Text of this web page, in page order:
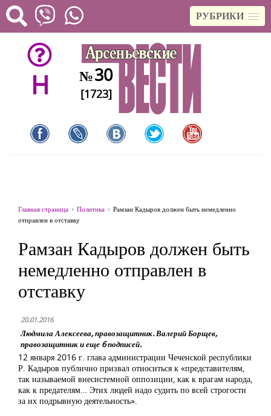
РУБРИКИ
H №30
[1723]
Главная страница Политика
Рамзан Кадыров должен быть немедленно
отправлен в отставку
Рамзан Кадыров должен быть
немедленно отправлен в
отставку
20.01.2016
Людмила Алексеева, правозащитник. Валерий Борщев,
правозащитник и еще 6 подписей.
12 января 2016 г. глава администрации Чеченской республики
Р. Кадыров публично призвал относиться к «представителям,
так называемой внесистемной оппозиции, как к врагам народа,
как к предателям… Этих людей надо судить по всей строгости
за их подрывную деятельность».